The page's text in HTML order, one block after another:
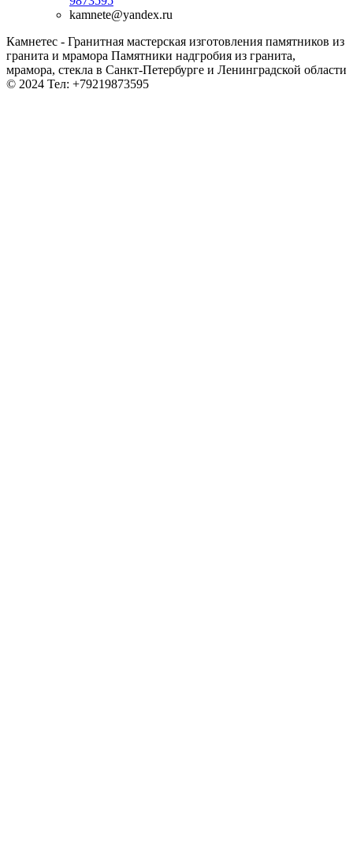
kamnete@yandex.ru
Камнетес - Гранитная мастерская изготовления памятников из
гранита и мрамора Памятники надгробия из гранита,
мрамора, стекла в Санкт-Петербурге и Ленинградской области
© 2024 Тел: +79219873595